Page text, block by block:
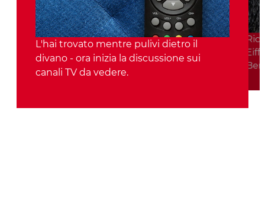
L'hai trovato mentre pulivi dietro il
divano - ora inizia la discussione sui
canali TV da vedere.